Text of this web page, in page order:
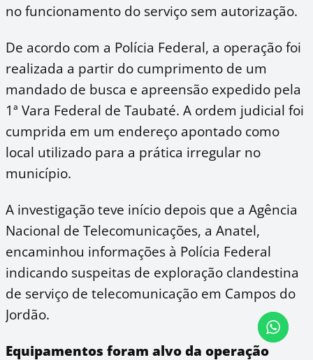
no funcionamento do serviço sem autorização.
De acordo com a Polícia Federal, a operação foi
realizada a partir do cumprimento de um
mandado de busca e apreensão expedido pela
1ª Vara Federal de Taubaté. A ordem judicial foi
cumprida em um endereço apontado como
local utilizado para a prática irregular no
município.
A investigação teve início depois que a Agência
Nacional de Telecomunicações, a Anatel,
encaminhou informações à Polícia Federal
indicando suspeitas de exploração clandestina
de serviço de telecomunicação em Campos do
Jordão.
Equipamentos foram alvo da operação